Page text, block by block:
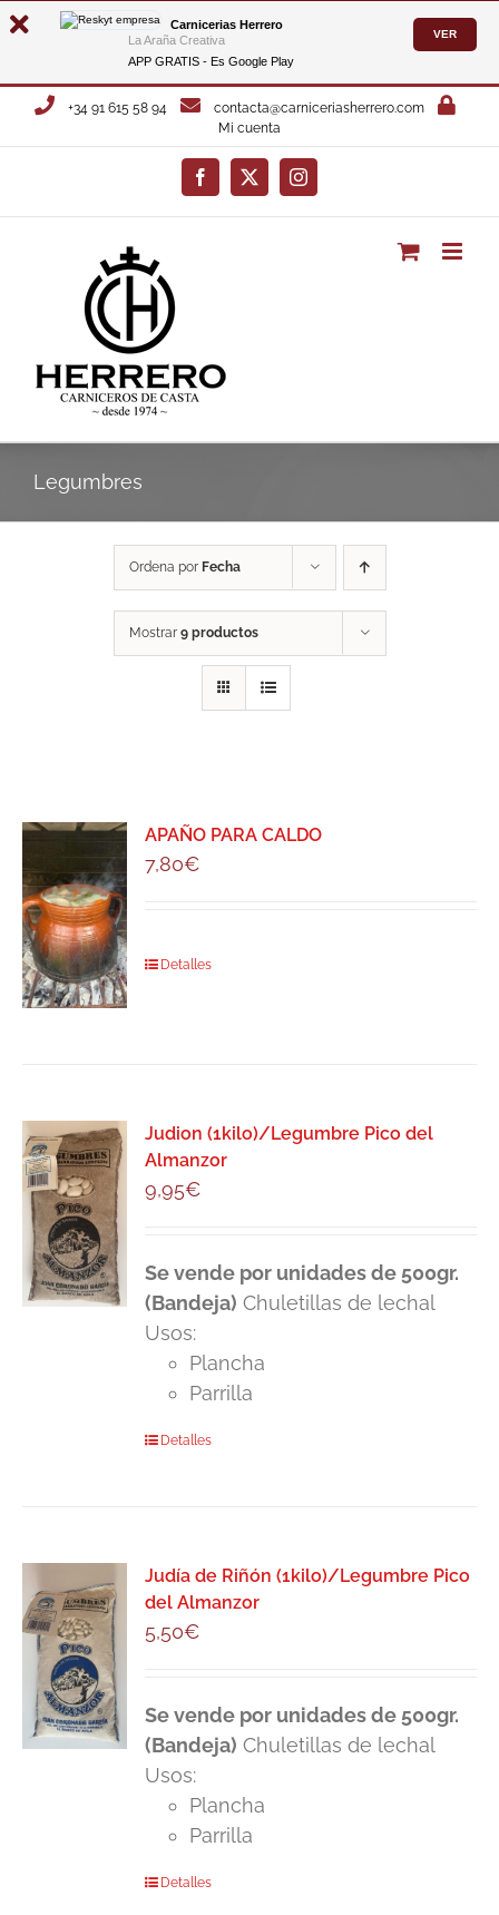
Carnicerias Herrero
La Araña Creativa
APP GRATIS - Es Google Play
VER
Saltar
+34 91 615 58 94
contacta@carniceriasherrero.com
Mi cuenta
Facebook
X Instagram
Legumbres
Ordena por Fecha
Mostrar 9 productos
APAÑO PARA CALDO
7,80€
Detalles
Judion (1kilo)/Legumbre Pico del
Almanzor
9,95€
Se vende por unidades de 500gr.
(Bandeja) Chuletillas de lechal
Usos:
Plancha
Parrilla
Detalles
Judía de Riñón (1kilo)/Legumbre Pico
del Almanzor
5,50€
Se vende por unidades de 500gr.
(Bandeja) Chuletillas de lechal
Usos:
Plancha
Parrilla
Detalles